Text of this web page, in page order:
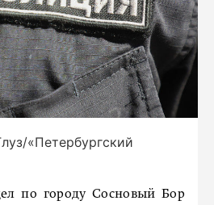
«Петербургский
по городу Сосновый Бор